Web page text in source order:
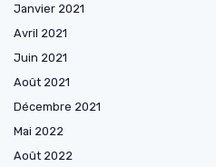
Janvier 2021
Avril 2021
Juin 2021
Août 2021
Décembre 2021
Mai 2022
Août 2022